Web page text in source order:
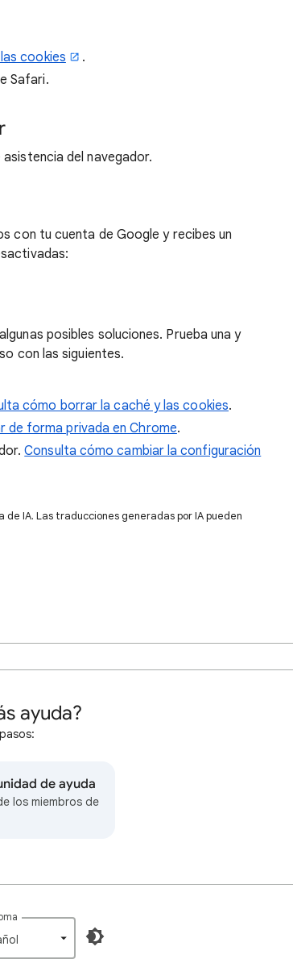
cookies
.
Safari.
del navegador.
con tu cuenta de Google y recibes un
posibles soluciones. Prueba una y
con las siguientes.
cómo borrar la caché y las cookies.
de forma privada en Chrome.
Consulta cómo cambiar la configuración
IA. Las traducciones generadas por IA pueden
ayuda?
de ayuda
los miembros de